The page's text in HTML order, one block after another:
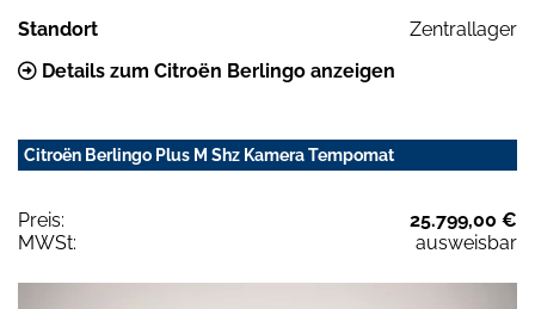
Standort
Zentrallager
Details zum Citroën Berlingo anzeigen
Citroën Berlingo Plus M Shz Kamera Tempomat
Preis:
25.799,00 €
MWSt:
ausweisbar